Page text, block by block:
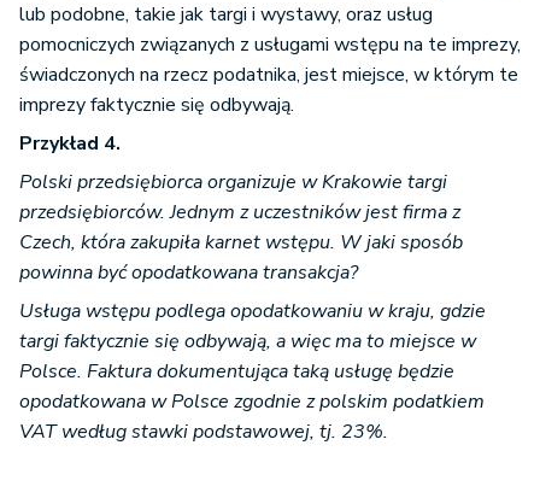
lub podobne, takie jak targi i wystawy, oraz usług
pomocniczych związanych z usługami wstępu na te imprezy,
świadczonych na rzecz podatnika, jest miejsce, w którym te
imprezy faktycznie się odbywają.
Przykład 4.
Polski przedsiębiorca organizuje w Krakowie targi
przedsiębiorców. Jednym z uczestników jest firma z
Czech, która zakupiła karnet wstępu. W jaki sposób
powinna być opodatkowana transakcja?
Usługa wstępu podlega opodatkowaniu w kraju, gdzie
targi faktycznie się odbywają, a więc ma to miejsce w
Polsce. Faktura dokumentująca taką usługę będzie
opodatkowana w Polsce zgodnie z polskim podatkiem
VAT według stawki podstawowej, tj. 23%.